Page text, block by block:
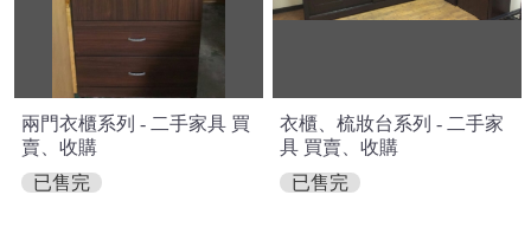
兩門衣櫃系列 - 二手家具 買
賣、收購
已售完
衣櫃、梳妝台系列 - 二手家
具 買賣、收購
已售完